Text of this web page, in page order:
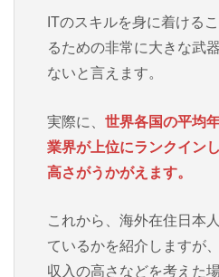
ITのスキルを身に着ける
るための非常に大きな武
ないと言えます。
実際に、世界各国の平均
業界が上位にランクイン
高さがうかがえます。
これから、海外在住日本
ているかを紹介しますが
収入の高さなどを考えた